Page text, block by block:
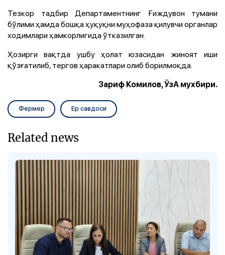
Тезкор тадбир Департаментнинг Ғиждувон тумани
бўлими ҳамда бошқа ҳуқуқни муҳофаза қилувчи органлар
ходимлари ҳамкорлигида ўтказилган.
Ҳозирги вақтда ушбу ҳолат юзасидан жиноят иши
қўзғатилиб, тергов ҳаракатлари олиб борилмоқда.
Зариф Комилов, ЎзА мухбири.
Фермер Ер савдоси
Related news